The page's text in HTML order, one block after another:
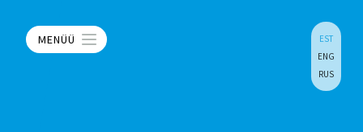
MENÜÜ
EST
ENG
RUS